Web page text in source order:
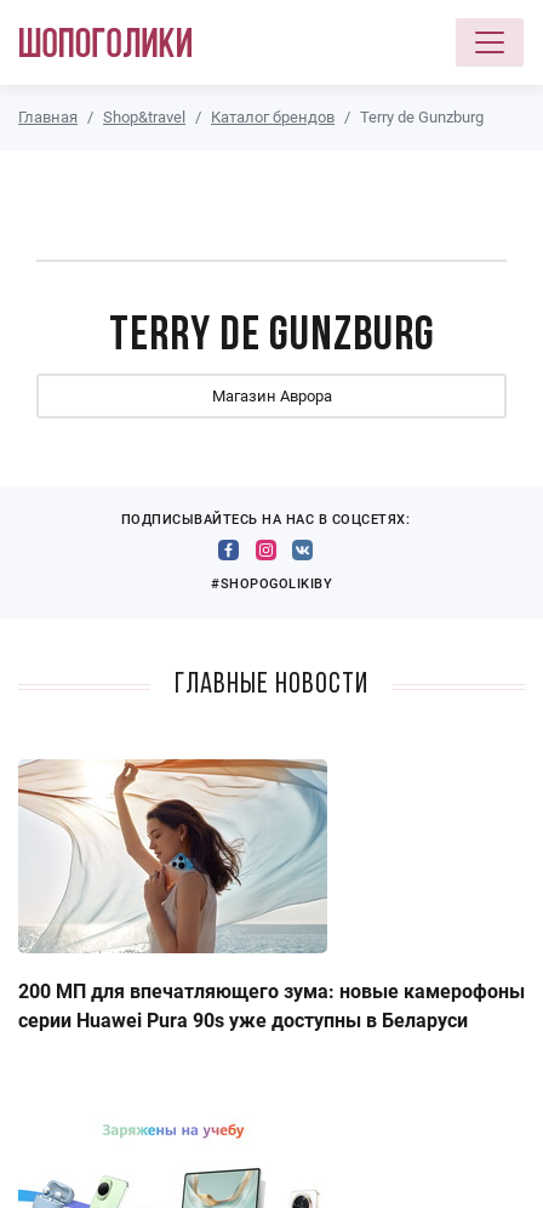
Главная Shop&travel Каталог брендов Terry de Gunzburg
Terry de Gunzburg
Магазин Аврора
ПОДПИСЫВАЙТЕСЬ НА НАС В СОЦСЕТЯХ:
#SHOPOGOLIKIBY
Главные новости
200 МП для впечатляющего зума: новые камерофоны
серии Huawei Pura 90s уже доступны в Беларуси